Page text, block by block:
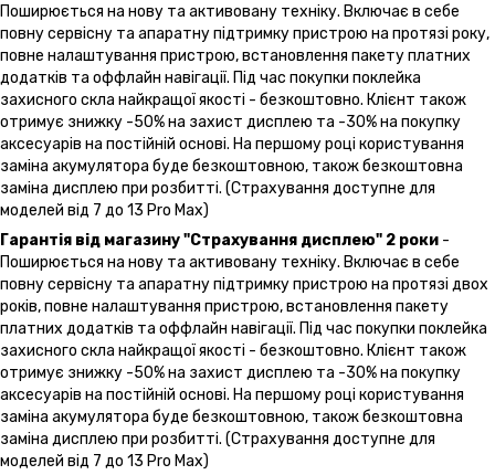
Поширюється на нову та активовану техніку. Включає в себе
повну сервісну та апаратну підтримку пристрою на протязі року,
повне налаштування пристрою, встановлення пакету платних
додатків та оффлайн навігації. Під час покупки поклейка
захисного скла найкращої якості - безкоштовно. Клієнт також
отримує знижку -50% на захист дисплею та -30% на покупку
аксесуарів на постійній основі. На першому році користування
заміна акумулятора буде безкоштовною, також безкоштовна
заміна дисплею при розбитті. (Страхування доступне для
моделей від 7 до 13 Pro Max)
Гарантія від магазину "Страхування дисплею" 2 роки -
Поширюється на нову та активовану техніку. Включає в себе
повну сервісну та апаратну підтримку пристрою на протязі двох
років, повне налаштування пристрою, встановлення пакету
платних додатків та оффлайн навігації. Під час покупки поклейка
захисного скла найкращої якості - безкоштовно. Клієнт також
отримує знижку -50% на захист дисплею та -30% на покупку
аксесуарів на постійній основі. На першому році користування
заміна акумулятора буде безкоштовною, також безкоштовна
заміна дисплею при розбитті. (Страхування доступне для
моделей від 7 до 13 Pro Max)